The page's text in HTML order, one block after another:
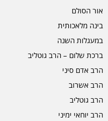
אור הסולם
בינה מלאכותית
במעגלות השנה
ברכת שלום – הרב גוטליב
הרב אדם סיני
הרב אשרוב
הרב גוטליב
הרב יוחאי ימיני